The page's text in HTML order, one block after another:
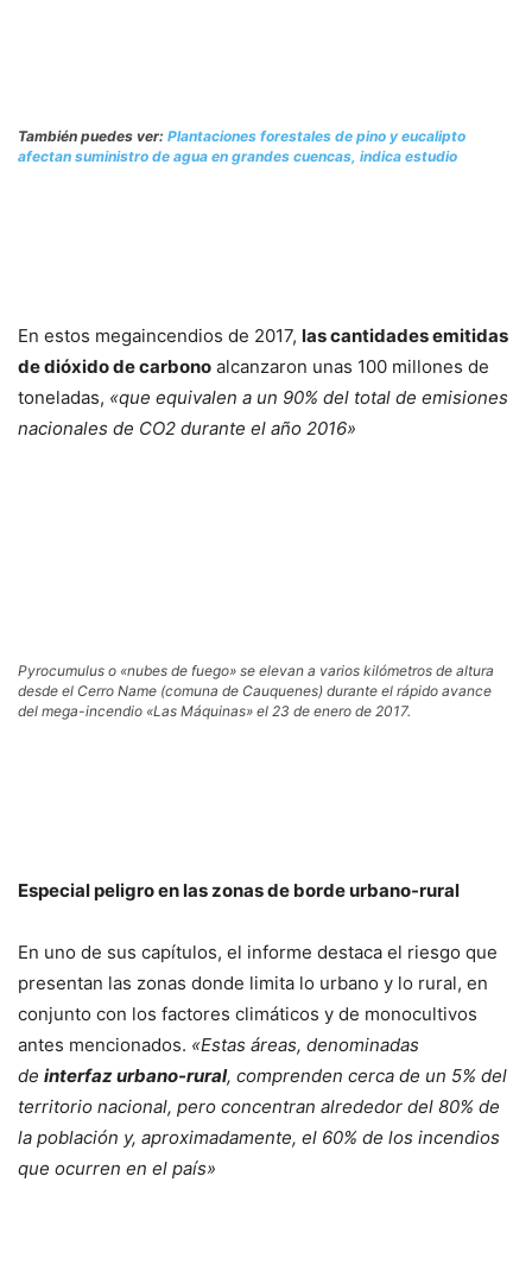
También puedes ver: Plantaciones forestales de pino y eucalipto
afectan suministro de agua en grandes cuencas, indica estudio
En estos megaincendios de 2017, las cantidades emitidas
de dióxido de carbono alcanzaron unas 100 millones de
toneladas, «que equivalen a un 90% del total de emisiones
nacionales de CO2 durante el año 2016»
Pyrocumulus o «nubes de fuego» se elevan a varios kilómetros de altura
desde el Cerro Name (comuna de Cauquenes) durante el rápido avance
del mega-incendio «Las Máquinas» el 23 de enero de 2017.
Especial peligro en las zonas de borde urbano-rural
En uno de sus capítulos, el informe destaca el riesgo que
presentan las zonas donde limita lo urbano y lo rural, en
conjunto con los factores climáticos y de monocultivos
antes mencionados. «Estas áreas, denominadas
de interfaz urbano-rural, comprenden cerca de un 5% del
territorio nacional, pero concentran alrededor del 80% de
la población y, aproximadamente, el 60% de los incendios
que ocurren en el país»